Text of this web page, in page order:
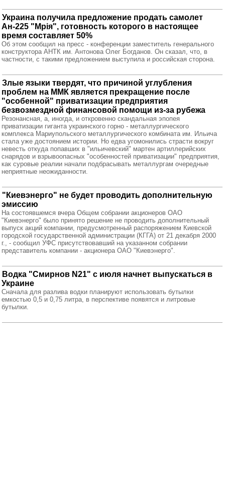
Украина получила предложение продать самолет
Ан-225 "Мрія", готовность которого в настоящее
время составляет 50%
Об этом сообщил на пресс - конференции заместитель генерального
конструктора АНТК им. Антонова Олег Богданов. Он сказал, что, в
частности, с такими предложением выступила и российская сторона.
Злые языки твердят, что причиной углубления
проблем на ММК является прекращение после
"особенной" приватизации предприятия
безвозмездной финансовой помощи из-за рубежа
Резонансная, а, иногда, и откровенно скандальная эпопея
приватизации гиганта украинского горно - металлургического
комплекса Мариупольского металлургического комбината им. Ильича
стала уже достоянием истории. Но едва угомонились страсти вокруг
невесть откуда попавших в "ильичевский" мартен артиллерийских
снарядов и взрывоопасных "особенностей приватизации" предприятия,
как суровые реалии начали подбрасывать металлургам очередные
неприятные неожиданности.
"Киевэнерго" не будет проводить дополнительную
эмиссию
На состоявшемся вчера Общем собрании акционеров ОАО
"Киевэнерго" было принято решение не проводить дополнительный
выпуск акций компании, предусмотренный распоряжением Киевской
городской государственной администрации (КГГА) от 21 декабря 2000
г., - сообщил УФС присутствовавший на указанном собрании
представитель компании - акционера ОАО "Киевэнерго".
Водка "Смирнов N21" с июля начнет выпускаться в
Украине
Сначала для разлива водки планируют использовать бутылки
емкостью 0,5 и 0,75 литра, в перспективе появятся и литровые
бутылки.